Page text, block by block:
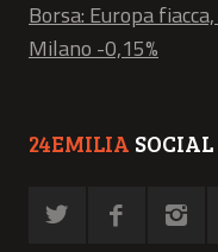
Borsa: Europa
Milano -0,15%
24EMILIA SOCIAL